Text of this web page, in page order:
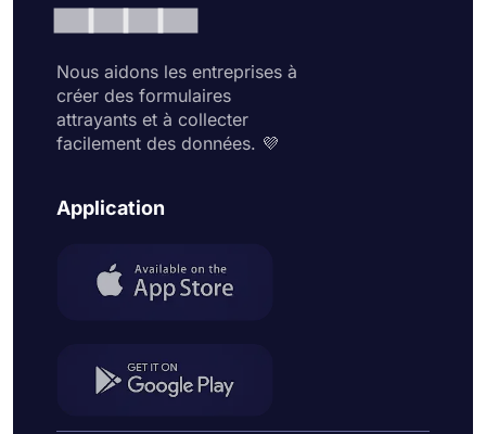
Nous aidons les entreprises à
créer des formulaires
attrayants et à collecter
facilement des données. 💜
Application